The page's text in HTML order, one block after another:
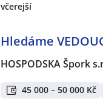
včerejší
Hledáme
HOSPODSKA Špork
45 000 – 50 000 Kč